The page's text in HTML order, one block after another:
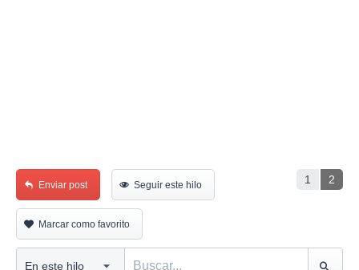
1 2
Enviar post Seguir este hilo
Marcar como favorito